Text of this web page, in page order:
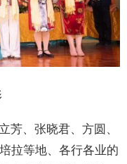
芳、张晓君、方圆、
拉等地、各行各业的